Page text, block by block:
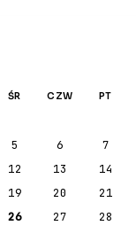
ŚR CZW PT
5 6 7
12 13 14
19 20 21
26 27 28